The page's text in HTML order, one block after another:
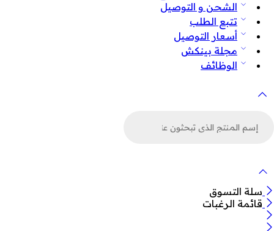
الشحن و التوصيل
تتبع الطلب
أسعار التوصيل
مجلة بينكش
الوظائف
سلة التسوق
قائمة الرغبات